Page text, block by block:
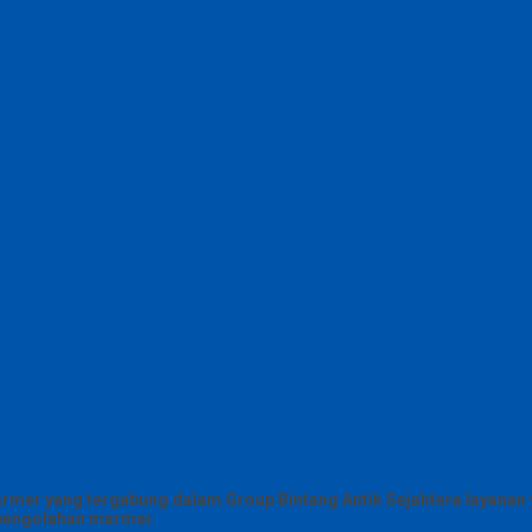
yang tergabung dalam Group Bintang Antik Sejahtera
marmer.